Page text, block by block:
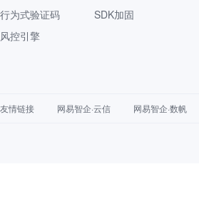
行为式验证码
风控引擎
SDK加固
友情链接 网易智企·云信 网易智企·数帆